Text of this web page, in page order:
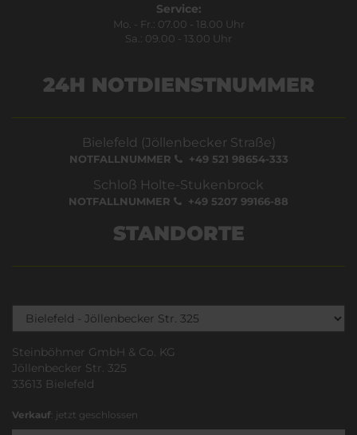
Service:
Mo. - Fr.: 07.00 - 18.00 Uhr
Sa.: 09.00 - 13.00 Uhr
24H NOTDIENSTNUMMER
Bielefeld (Jöllenbecker Straße)
NOTFALLNUMMER +49 521 98654-333
Schloß Holte-Stukenbrock
NOTFALLNUMMER +49 5207 99166-88
STANDORTE
Steinböhmer GmbH & Co. KG
Jöllenbecker Str. 325
33613 Bielefeld
Verkauf: jetzt geschlossen